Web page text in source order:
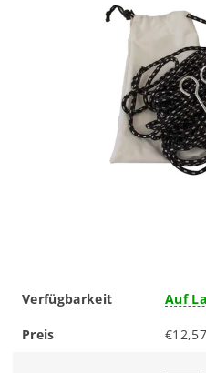
Verfügbarkeit Auf
Preis